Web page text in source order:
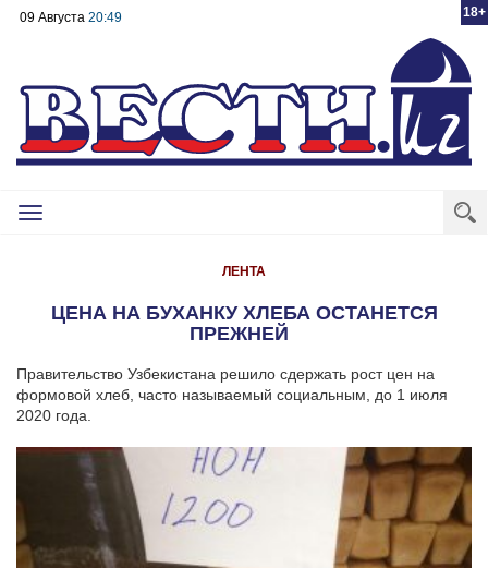
18+
09 Августа 20:49
Toggle
ЛЕНТА
ЦЕНА НА БУХАНКУ ХЛЕБА ОСТАНЕТСЯ
ПРЕЖНЕЙ
Правительство Узбекистана решило сдержать рост цен на
формовой хлеб, часто называемый социальным, до 1 июля
2020 года.